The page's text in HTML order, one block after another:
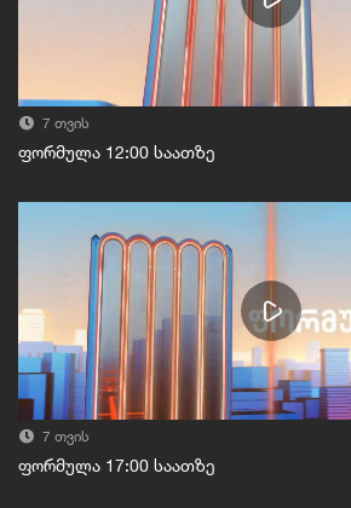
7 თვის
ფორმულა 12:00 საათზე
7 თვის
ფორმულა 17:00 საათზე